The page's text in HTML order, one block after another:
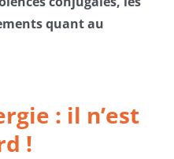
quant au
: il n’est
!